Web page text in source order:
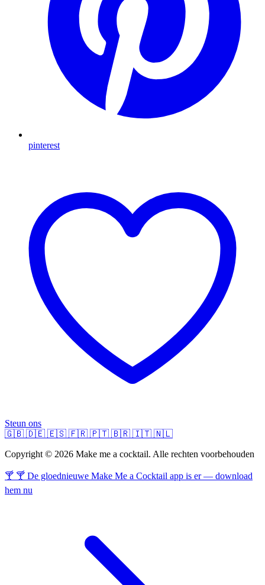
pinterest
Steun ons
🇬🇧 🇩🇪 🇪🇸 🇫🇷 🇵🇹 🇧🇷 🇮🇹 🇳🇱
Copyright © 2026 Make me a cocktail. Alle rechten voorbehouden
🍸 🍸 De gloednieuwe Make Me a Cocktail app is er — download
hem nu